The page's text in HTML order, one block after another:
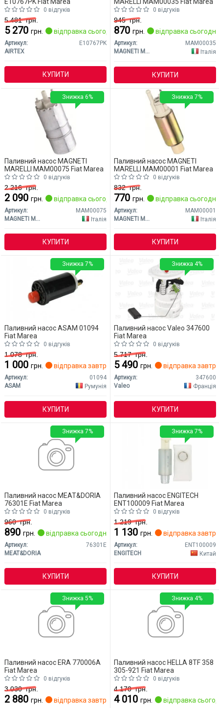
0 відгуків
5 481грн.
5 270 грн. відправка сьогодні
Артикул:
E10767PK
AIRTEX
КУПИТИ
0 відгуків
945грн.
870 грн. відправка сьогодні
Артикул:
MAM00035
MAGNETI MARELLI
Італія
КУПИТИ
Паливний насос MAGNETI
MARELLI MAM00075 Fiat Marea
0 відгуків
2 216грн.
2 090 грн. відправка сьогодні
Артикул:
MAM00075
MAGNETI MARELLI
Італія
КУПИТИ
Знижка 6%
Паливний насос MAGNETI
MARELLI MAM00001 Fiat Marea
0 відгуків
832грн.
770 грн. відправка сьогодні
Артикул:
MAM00001
MAGNETI MARELLI
Італія
КУПИТИ
Знижка 7%
Паливний насос ASAM 01094
Fiat Marea
0 відгуків
1 078грн.
1 000 грн. відправка завтра
Артикул:
01094
ASAM
Румунія
КУПИТИ
Знижка 7%
Паливний насос Valeo 347600
Fiat Marea
0 відгуків
5 717грн.
5 490 грн. відправка
Артикул:
347600
Valeo
Франція
КУПИТИ
Знижка 4%
Паливний насос MEAT&DORIA
76301E Fiat Marea
0 відгуків
960грн.
890 грн. відправка сьогодні
Артикул:
76301E
MEAT&DORIA
КУПИТИ
Знижка 7%
Паливний насос ENGITECH
ENT100009 Fiat Marea
0 відгуків
1 219грн.
1 130 грн. відправка
Артикул:
ENT100009
ENGITECH
Китай
КУПИТИ
Знижка 7%
Паливний насос ERA 770006A
Fiat Marea
0 відгуків
3 030грн.
2 880 грн. відправка завтра
Знижка 5%
Паливний насос HELLA 8TF 358
305-921 Fiat Marea
0 відгуків
4 170грн.
4 010 грн. відправка
Знижка 4%